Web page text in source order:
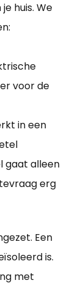
huis. We
voor de
in een
gaat alleen
erg
Een
is.
met